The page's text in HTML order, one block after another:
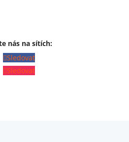
nás na sítích:
Sledovat
Sledovat